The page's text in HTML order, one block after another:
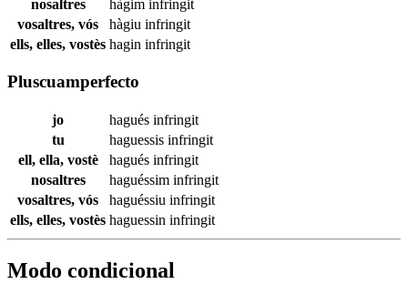
nosaltres
hàgim infringit
vosaltres, vós
hàgiu infringit
ells, elles, vostès hagin infringit
Pluscuamperfecto
jo hagués infringit
tu
haguessis infringit
ell, ella, vostè
hagués infringit
nosaltres
haguéssim infringit
vosaltres, vós
haguéssiu infringit
ells, elles, vostès haguessin infringit
Modo condicional